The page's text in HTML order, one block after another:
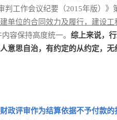
工作会议纪要（2015年版）》
单位的合同效力及履行，建设工
容保持高度统一。 综上来说，
思自治，有约定的从约定，无
政评审作为结算依据不予付款的